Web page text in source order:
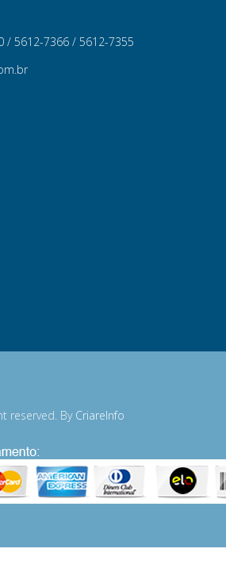
/ 5612-7366 / 5612-7355
reserved. By CriareInfo